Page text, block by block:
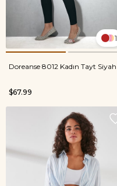
1
Doreanse 8012 Kadın Tayt Siyah
$67.99